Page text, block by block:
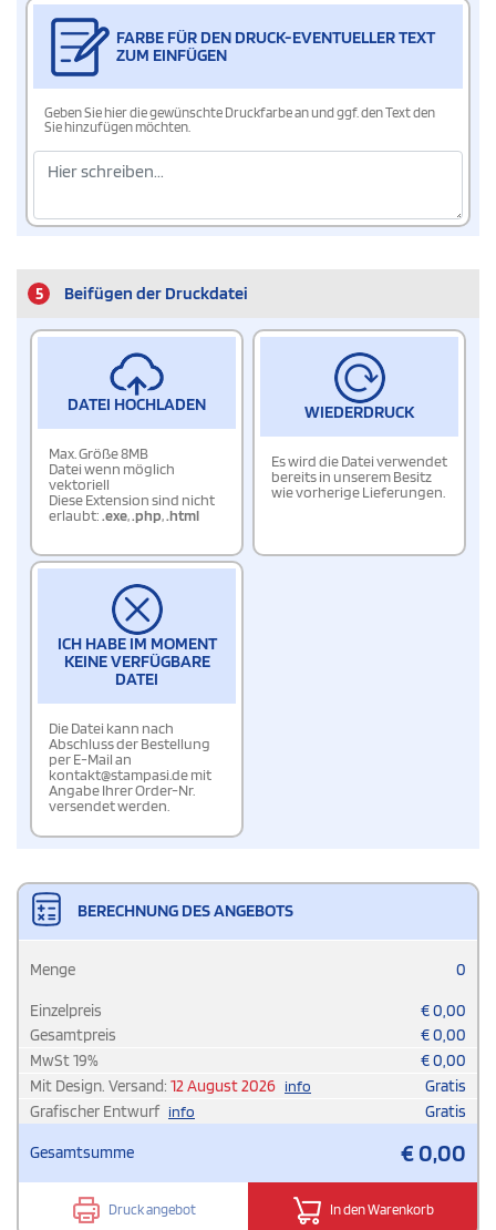
FARBE FÜR DEN DRUCK-EVENTUELLER TEXT
ZUM EINFÜGEN
Geben Sie hier die gewünschte Druckfarbe an und ggf. den Text den
Sie hinzufügen möchten.
5 Beifügen der Druckdatei
DATEI HOCHLADEN
Max. Größe 8MB
Datei wenn möglich
vektoriell
Diese Extension sind nicht
erlaubt:.exe,.php,.html
WIEDERDRUCK
Es wird die Datei verwendet
bereits in unserem Besitz
wie vorherige Lieferungen.
ICH HABE IM MOMENT
KEINE VERFÜGBARE
DATEI
Die Datei kann nach
Abschluss der Bestellung
per E-Mail an
kontakt@stampasi.de mit
Angabe Ihrer Order-Nr.
versendet werden.
BERECHNUNG DES ANGEBOTS
Menge 0
Einzelpreis €0,00
Gesamtpreis
€0,00
MwSt19% €0,00
Mit Design. Versand: 12 August 2026 info
Gratis
Grafischer Entwurf info Gratis
Gesamtsumme €0,00
Druck angebot In den Warenkorb